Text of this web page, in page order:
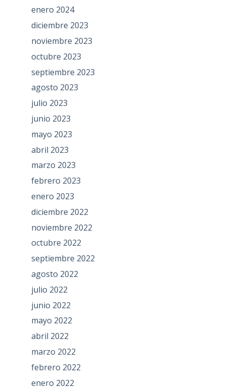
enero 2024
diciembre 2023
noviembre 2023
octubre 2023
septiembre 2023
agosto 2023
julio 2023
junio 2023
mayo 2023
abril 2023
marzo 2023
febrero 2023
enero 2023
diciembre 2022
noviembre 2022
octubre 2022
septiembre 2022
agosto 2022
julio 2022
junio 2022
mayo 2022
abril 2022
marzo 2022
febrero 2022
enero 2022